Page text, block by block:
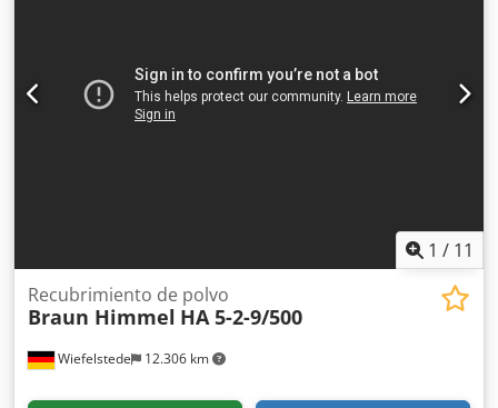
lamas / persianas -Cabezas de sellado: maier tipo DX 215 L
/ DX 215 R -Rodillos: Ø 120 x 220 mm -Accionamiento: 1,1
kW -Componentes individuales: ver fotos -Eje de
1 / 11
Wiefelstede 12.306 km
Recubrimiento de polvo
Braun Himmel HA 5-2-9/500